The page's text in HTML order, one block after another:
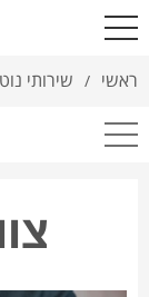
ראשי / שירותי